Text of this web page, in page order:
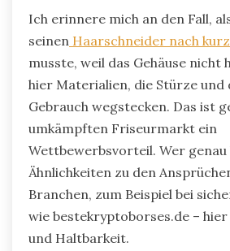
Ich erinnere mich an den Fall,
seinen Haarschneider nach
musste, weil das Gehäuse
hier Materialien, die Stürze und
Gebrauch wegstecken. Das ist
umkämpften Friseurmarkt ein
Wettbewerbsvorteil. Wer genau
Ähnlichkeiten zu den
Branchen, zum Beispiel bei
wie bestekryptoborses.de –
und Haltbarkeit.